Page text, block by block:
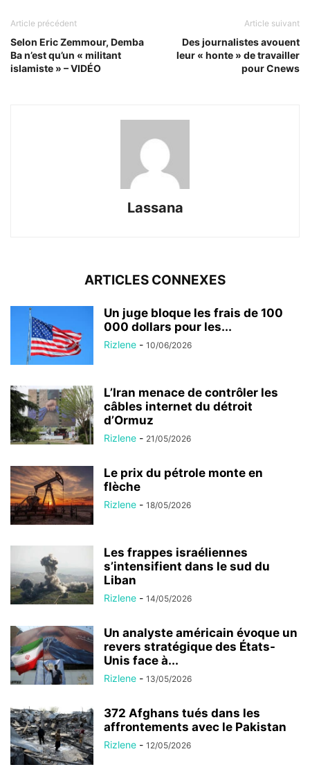
Article précédent
Selon Eric Zemmour, Demba
Ba n’est qu’un « militant
islamiste » – VIDÉO
Article suivant
Des journalistes avouent
leur « honte » de travailler
pour Cnews
Lassana
ARTICLES CONNEXES
Un juge bloque les frais de 100
000 dollars pour les...
Rizlene - 10/06/2026
L’Iran menace de contrôler les
câbles internet du détroit
d’Ormuz
Rizlene - 21/05/2026
Le prix du pétrole monte en
flèche
Rizlene - 18/05/2026
Les frappes israéliennes
s’intensifient dans le sud du
Liban
Rizlene - 14/05/2026
Un analyste américain évoque un
revers stratégique des États-
Unis face à...
Rizlene - 13/05/2026
372 Afghans tués dans les
affrontements avec le Pakistan
Rizlene - 12/05/2026